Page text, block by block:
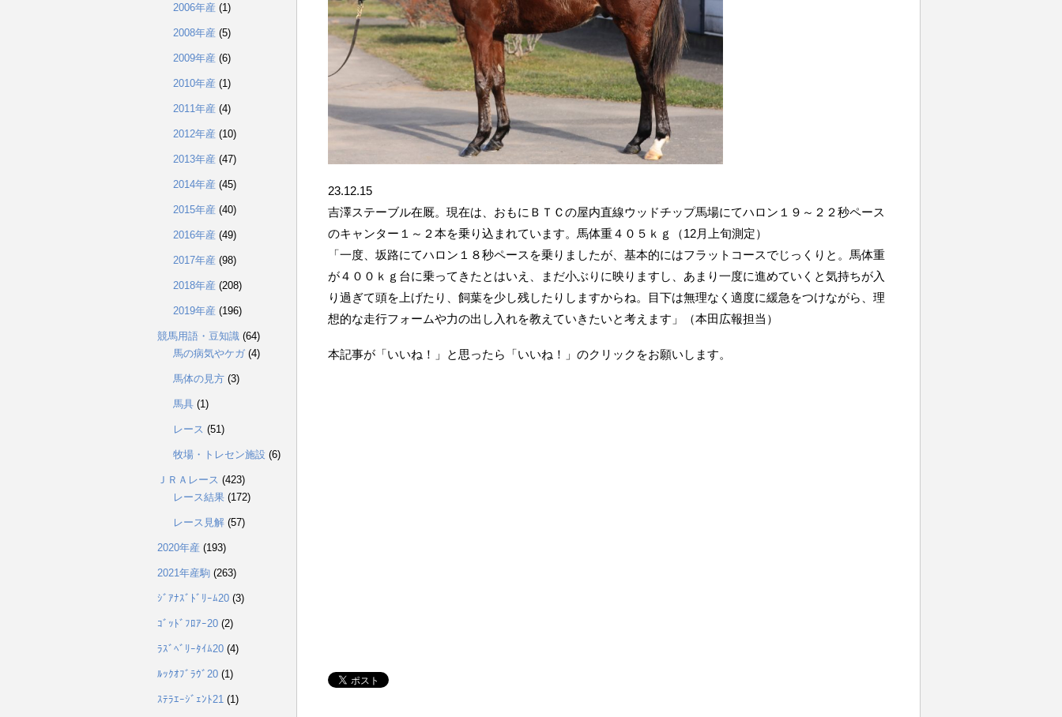
23.12.15
吉澤ステーブル在厩。現在は、おもにＢＴＣの屋内直線ウッドチップ馬場にてハロン１９～２２秒ペース
のキャンター１～２本を乗り込まれています。馬体重４０５ｋｇ（12月上旬測定）
「一度、坂路にてハロン１８秒ペースを乗りましたが、基本的にはフラットコースでじっくりと。馬体重
が４００ｋｇ台に乗ってきたとはいえ、まだ小ぶりに映りますし、あまり一度に進めていくと気持ちが入
り過ぎて頭を上げたり、飼葉を少し残したりしますからね。目下は無理なく適度に緩急をつけながら、理
想的な走行フォームや力の出し入れを教えていきたいと考えます」（本田広報担当）
本記事が「いいね！」と思ったら「いいね！」のクリックをお願いします。
2006年産 (1)
2008年産 (5)
2009年産 (6)
2010年産 (1)
2011年産 (4)
2012年産 (10)
2013年産 (47)
2014年産 (45)
2015年産 (40)
2016年産 (49)
2017年産 (98)
2018年産 (208)
2019年産 (196)
競馬用語・豆知識 (64)
馬の病気やケガ (4)
馬体の見方 (3)
馬具 (1)
レース (51)
牧場・トレセン施設 (6)
ＪＲＡレース (423)
レース結果 (172)
レース見解 (57)
2020年産 (193)
2021年産駒 (263)
ｼﾞｱﾅｽﾞﾄﾞﾘｰﾑ20 (3)
ｺﾞｯﾄﾞﾌﾛｱｰ20 (2)
ﾗｽﾞﾍﾞﾘｰﾀｲﾑ20 (4)
ﾙｯｸｵﾌﾞﾗｳﾞ20 (1)
ｽﾃﾗｴｰｼﾞｪﾝﾄ21 (1)